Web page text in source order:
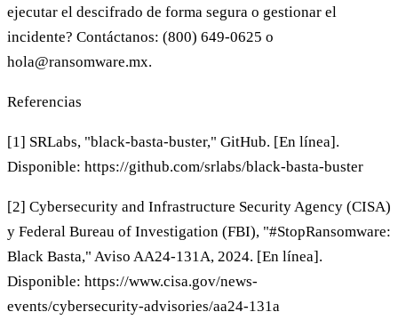
ejecutar el descifrado de forma segura o gestionar el
incidente? Contáctanos: (800) 649-0625 o
hola@ransomware.mx.
Referencias
[1] SRLabs, "black-basta-buster," GitHub. [En línea].
Disponible: https://github.com/srlabs/black-basta-buster
[2] Cybersecurity and Infrastructure Security Agency (CISA)
y Federal Bureau of Investigation (FBI), "#StopRansomware:
Black Basta," Aviso AA24-131A, 2024. [En línea].
Disponible: https://www.cisa.gov/news-
events/cybersecurity-advisories/aa24-131a